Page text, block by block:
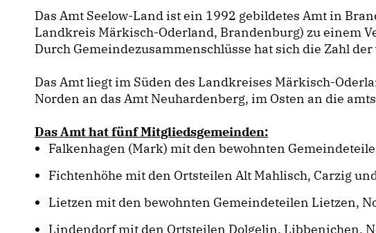
Das Amt Seelow-Land ist ein 1992 gebildetes Amt in
Landkreis Märkisch-Oderland, Brandenburg) zu einem
Durch Gemeindezusammenschlüsse hat sich die Zahl
Das Amt liegt im Süden des Landkreises Märkisch-
Norden an das Amt Neuhardenberg, im Osten an die
Das Amt hat fünf Mitgliedsgemeinden:
Falkenhagen (Mark) mit den bewohnten
Fichtenhöhe mit den Ortsteilen Alt Mahlisch, Carzig
Lietzen mit den bewohnten Gemeindeteilen Lietzen,
Lindendorf mit den Ortsteilen Dolgelin, Libbenichen,